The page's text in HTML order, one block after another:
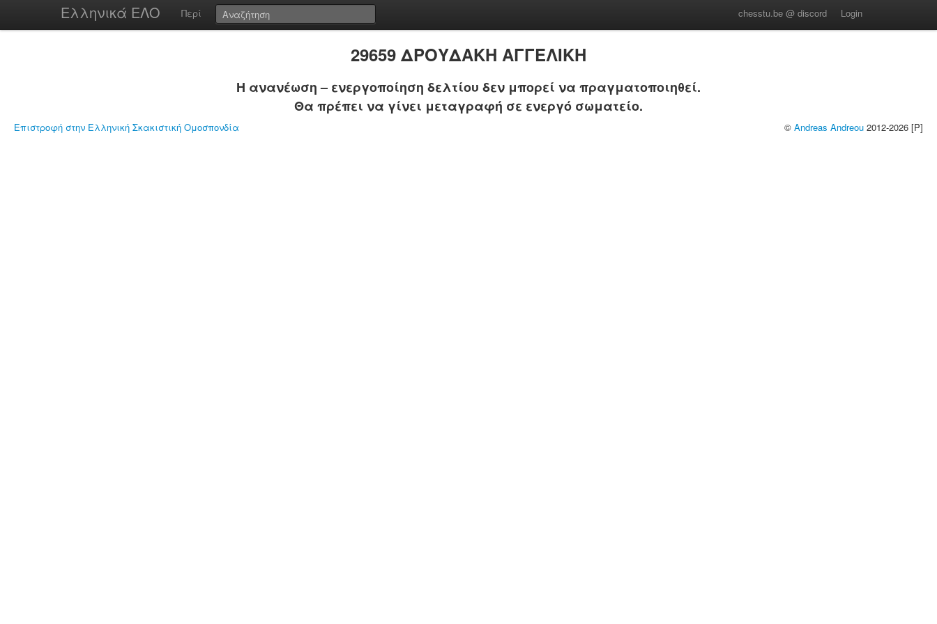
Ελληνικά ΕΛΟ Περί chesstu.be @ discord Login
29659 ΔΡΟΥΔΑΚΗ ΑΓΓΕΛΙΚΗ
Η ανανέωση – ενεργοποίηση δελτίου δεν μπορεί να πραγματοποιηθεί.
Θα πρέπει να γίνει μεταγραφή σε ενεργό σωματείο.
Επιστροφή στην Ελληνική Σκακιστική Ομοσπονδία © Andreas Andreou 2012-2026 [P]